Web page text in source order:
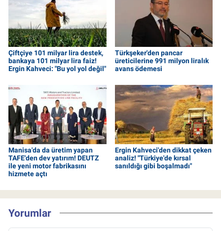
Çiftçiye 101 milyar lira destek,
bankaya 101 milyar lira faiz!
Ergin Kahveci: "Bu yol yol değil"
Türkşeker'den pancar
üreticilerine 991 milyon liralık
avans ödemesi
Manisa'da da üretim yapan
TAFE'den dev yatırım! DEUTZ
ile yeni motor fabrikasını
hizmete açtı
Ergin Kahveci'den dikkat çeken
analiz! "Türkiye'de kırsal
sanıldığı gibi boşalmadı"
Yorumlar